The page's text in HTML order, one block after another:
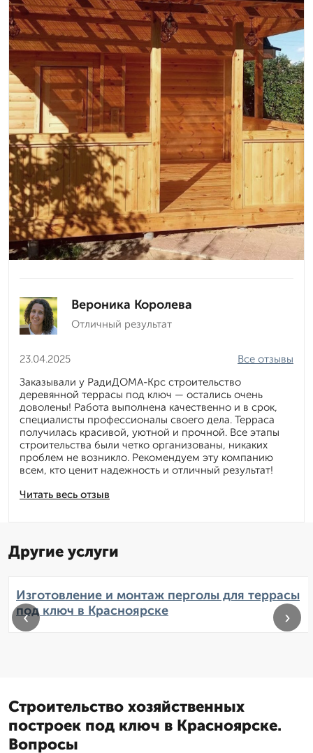
Вероника Королева
Отличный результат
23.04.2025
Читать весь отзыв
Все отзывы
Заказывали у РадиДОМА-Крс строительство
деревянной террасы под ключ — остались очень
доволены! Работа выполнена качественно и в срок,
специалисты профессионалы своего дела. Терраса
получилась красивой, уютной и прочной. Все этапы
строительства были четко организованы, никаких
проблем не возникло. Рекомендуем эту компанию
всем, кто ценит надежность и отличный результат!
Другие услуги
Изготовление и монтаж перголы для террасы
под ключ в Красноярске
‹ ›
Строительство хозяйственных
построек под ключ в Красноярске.
Вопросы